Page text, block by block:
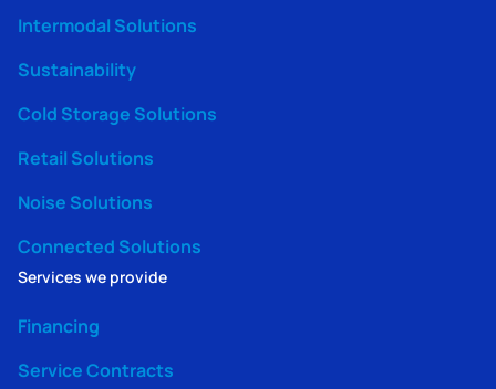
Intermodal Solutions
Sustainability
Cold Storage Solutions
Retail Solutions
Noise Solutions
Connected Solutions
Services we provide
Financing
Service Contracts